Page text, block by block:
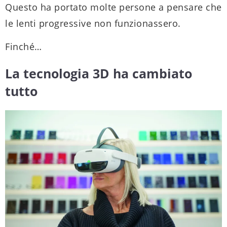
Questo ha portato molte persone a pensare che
le lenti progressive non funzionassero.
Finché…
La tecnologia 3D ha cambiato
tutto